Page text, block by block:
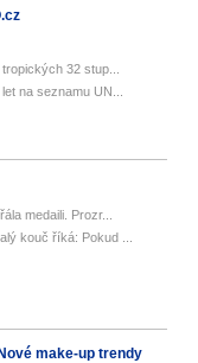
32 stup...
na seznamu UN...
medaili. Prozr...
kouč říká: Pokud ...
make-up trendy